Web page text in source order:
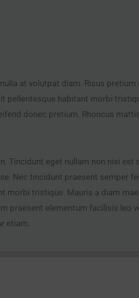
at volutpat diam. Risus pretium
pellentesque habitant morbi
donec pretium. Rhoncus
Tincidunt eget nullam non nisi est
Nec tincidunt praesent semper
morbi tristique. Mauris a diam
praesent elementum facilisis leo
etiam.